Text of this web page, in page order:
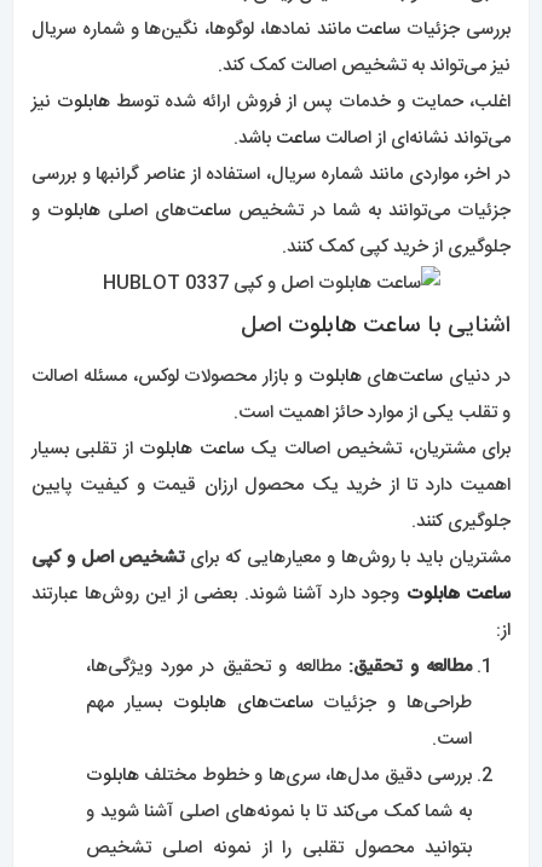
بررسی جزئیات ساعت مانند نمادها، لوگوها، نگین‌ها و شماره سریال
نیز می‌تواند به تشخیص اصالت کمک کند.
اغلب، حمایت و خدمات پس از فروش ارائه شده توسطهابلوت نیز
می‌تواند نشانه‌ای از اصالت ساعت باشد.
در اخر، مواردی مانند شماره سریال، استفاده از عناصر گرانبها و بررسی
جزئیات می‌توانند به شما در تشخیص ساعت‌های اصلی هابلوت و
جلوگیری از خرید کپی کمک کنند.
اشنایی با ساعت هابلوت اصل
در دنیای ساعت‌هایهابلوت و بازار محصولات لوکس، مسئله اصالت
و تقلب یکی از موارد حائز اهمیت است.
برای مشتریان، تشخیص اصالت یکساعت هابلوت از تقلبی بسیار
اهمیت دارد تا از خرید یک محصول ارزان قیمت و کیفیت پایین
جلوگیری کنند.
مشتریان باید با روش‌ها و معیارهایی که برایتشخیص اصل و کپی
ساعت هابلوت وجود دارد آشنا شوند. بعضی از این روش‌ها عبارتند
از:
مطالعه و تحقیق: مطالعه و تحقیق در مورد ویژگی‌ها،
طراحی‌ها و جزئیاتساعت‌های هابلوت بسیار مهم
است.
بررسی دقیق مدل‌ها، سری‌ها و خطوط مختلف هابلوت
به شما کمک می‌کند تا با نمونه‌های اصلی آشنا شوید و
بتوانید محصول تقلبی را از نمونه اصلی تشخیص